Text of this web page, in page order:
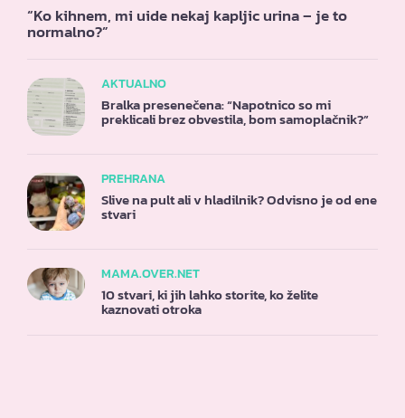
“Ko kihnem, mi uide nekaj kapljic urina – je to
normalno?”
AKTUALNO
Bralka presenečena: “Napotnico so mi
preklicali brez obvestila, bom samoplačnik?”
PREHRANA
Slive na pult ali v hladilnik? Odvisno je od ene
stvari
MAMA.OVER.NET
10 stvari, ki jih lahko storite, ko želite
kaznovati otroka